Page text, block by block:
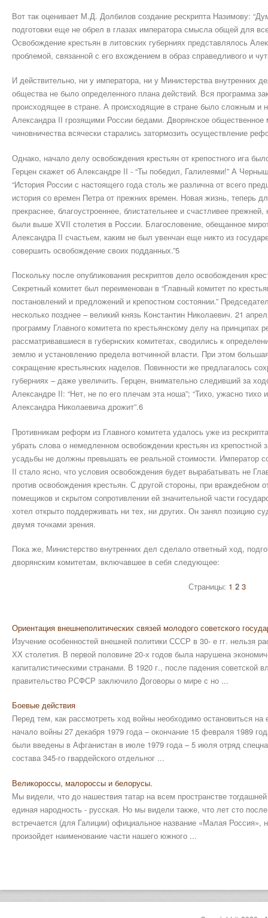
Вот так оценивает М.Д. Долбилов создание рескрипта Назимову:
подготовки еще не обрел в глазах императора смысла общей для
Освобождение крестьян в литовских губерниях представлялось
проблемой, связанной с его вхождением в образ справедливого и
И действительно, ни у императора, ни у Министерства внутренних
общества не было определенного плана действий. Вся программа
происходящее в стране. А происходящие в стране было сложным и
Александра II грозящими России бедами. Дворянское
чиновничества всячески старались затормозить осуществление
Однако, начало делу освобождения крестьян от крепостного ига
Герцен скажет об Александре II - “Ты победил, Галилеями!” А
“История России с настоящего года столь же различна от всего
история со времен Петра от прежних времен. Новая жизнь, теперь
прекраснее, благоустроеннее, блистательнее и счастливее
были выше XVII столетия в России. Благословение, обещанное
Александра II счастьем, каким не был увенчан еще никто из
совершить освобождение своих подданных.”5
Поскольку после опубликования рескриптов дело освобождения
Секретный комитет был переименован в “Главный комитет по
постановлений и предложений и крепостном состоянии.”
несколько позднее – великий князь Константин Николаевич. 21
программу Главного комитета по крестьянскому делу на принципах
рассматривавшиеся в губернских комитетах, сводились к
землю и установлению предела вотчинной власти. При этом
сокращение крестьянских наделов. Повинности же предлагалось
губерниях – даже увеличить. Герцен, внимательно следивший за
Александре II: “Нет, не по его плечам эта ноша”; “Тихо, ужасно тихо
Александра Николаевича дрожит”.6
Противникам реформ из Главного комитета удалось уже из
убрать слова о немедленном освобождении крестьян из
усадьбы не должны превышать ее реальной стоимости. Император
II стало ясно, что условия освобождения будет вырабатывать не
против освобождения крестьян. С другой стороны, при враждебном
помещиков и скрытом сопротивлении ей значительной части
хотел открыто поддерживать ни тех, ни других. Он занял позицию
двумя точками зрения.
Пока же, Министерство внутренних дел сделало ответный ход,
дворянским комитетам, включавшее в себя следующее:
Страницы: 1 2 3
Ориентация внешнеполитических связей молодого советского
Изучение особенностей внешней политики СССР в 30- е гг. нельзя
ХХ столетия. В первой половине 20-х годов была нарушена
капиталистическими странами. В 1920 г., после падения советской
правительство РСФСР заключило Договоры о мире с но ...
Боевые действия
Перед тем, как рассмотреть ход войны необходимо остановиться
начало войны 27 декабря 1979 года – окончание 15 февраля 1989
были введены в Афганистан в июле 1979 года – 5 июля отряд
состава 345-го гвардейского отдельног ...
Великороссы, малороссы и белорусы.
Мы видели, что до нашествия татар на всем пространстве
единая народность - русская. Но мы видели также, что лет сто
встречается (для Галиции) официальное название «Малая Россия»,
произойдет наименование части нашего южного ...